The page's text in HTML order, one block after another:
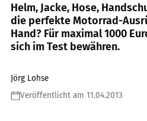
Helm, Jacke, Hose,
die perfekte Motorrad-
Hand? Für maximal 1000
sich im Test bewähren.
Jörg Lohse
Veröffentlicht am 11.04.2013